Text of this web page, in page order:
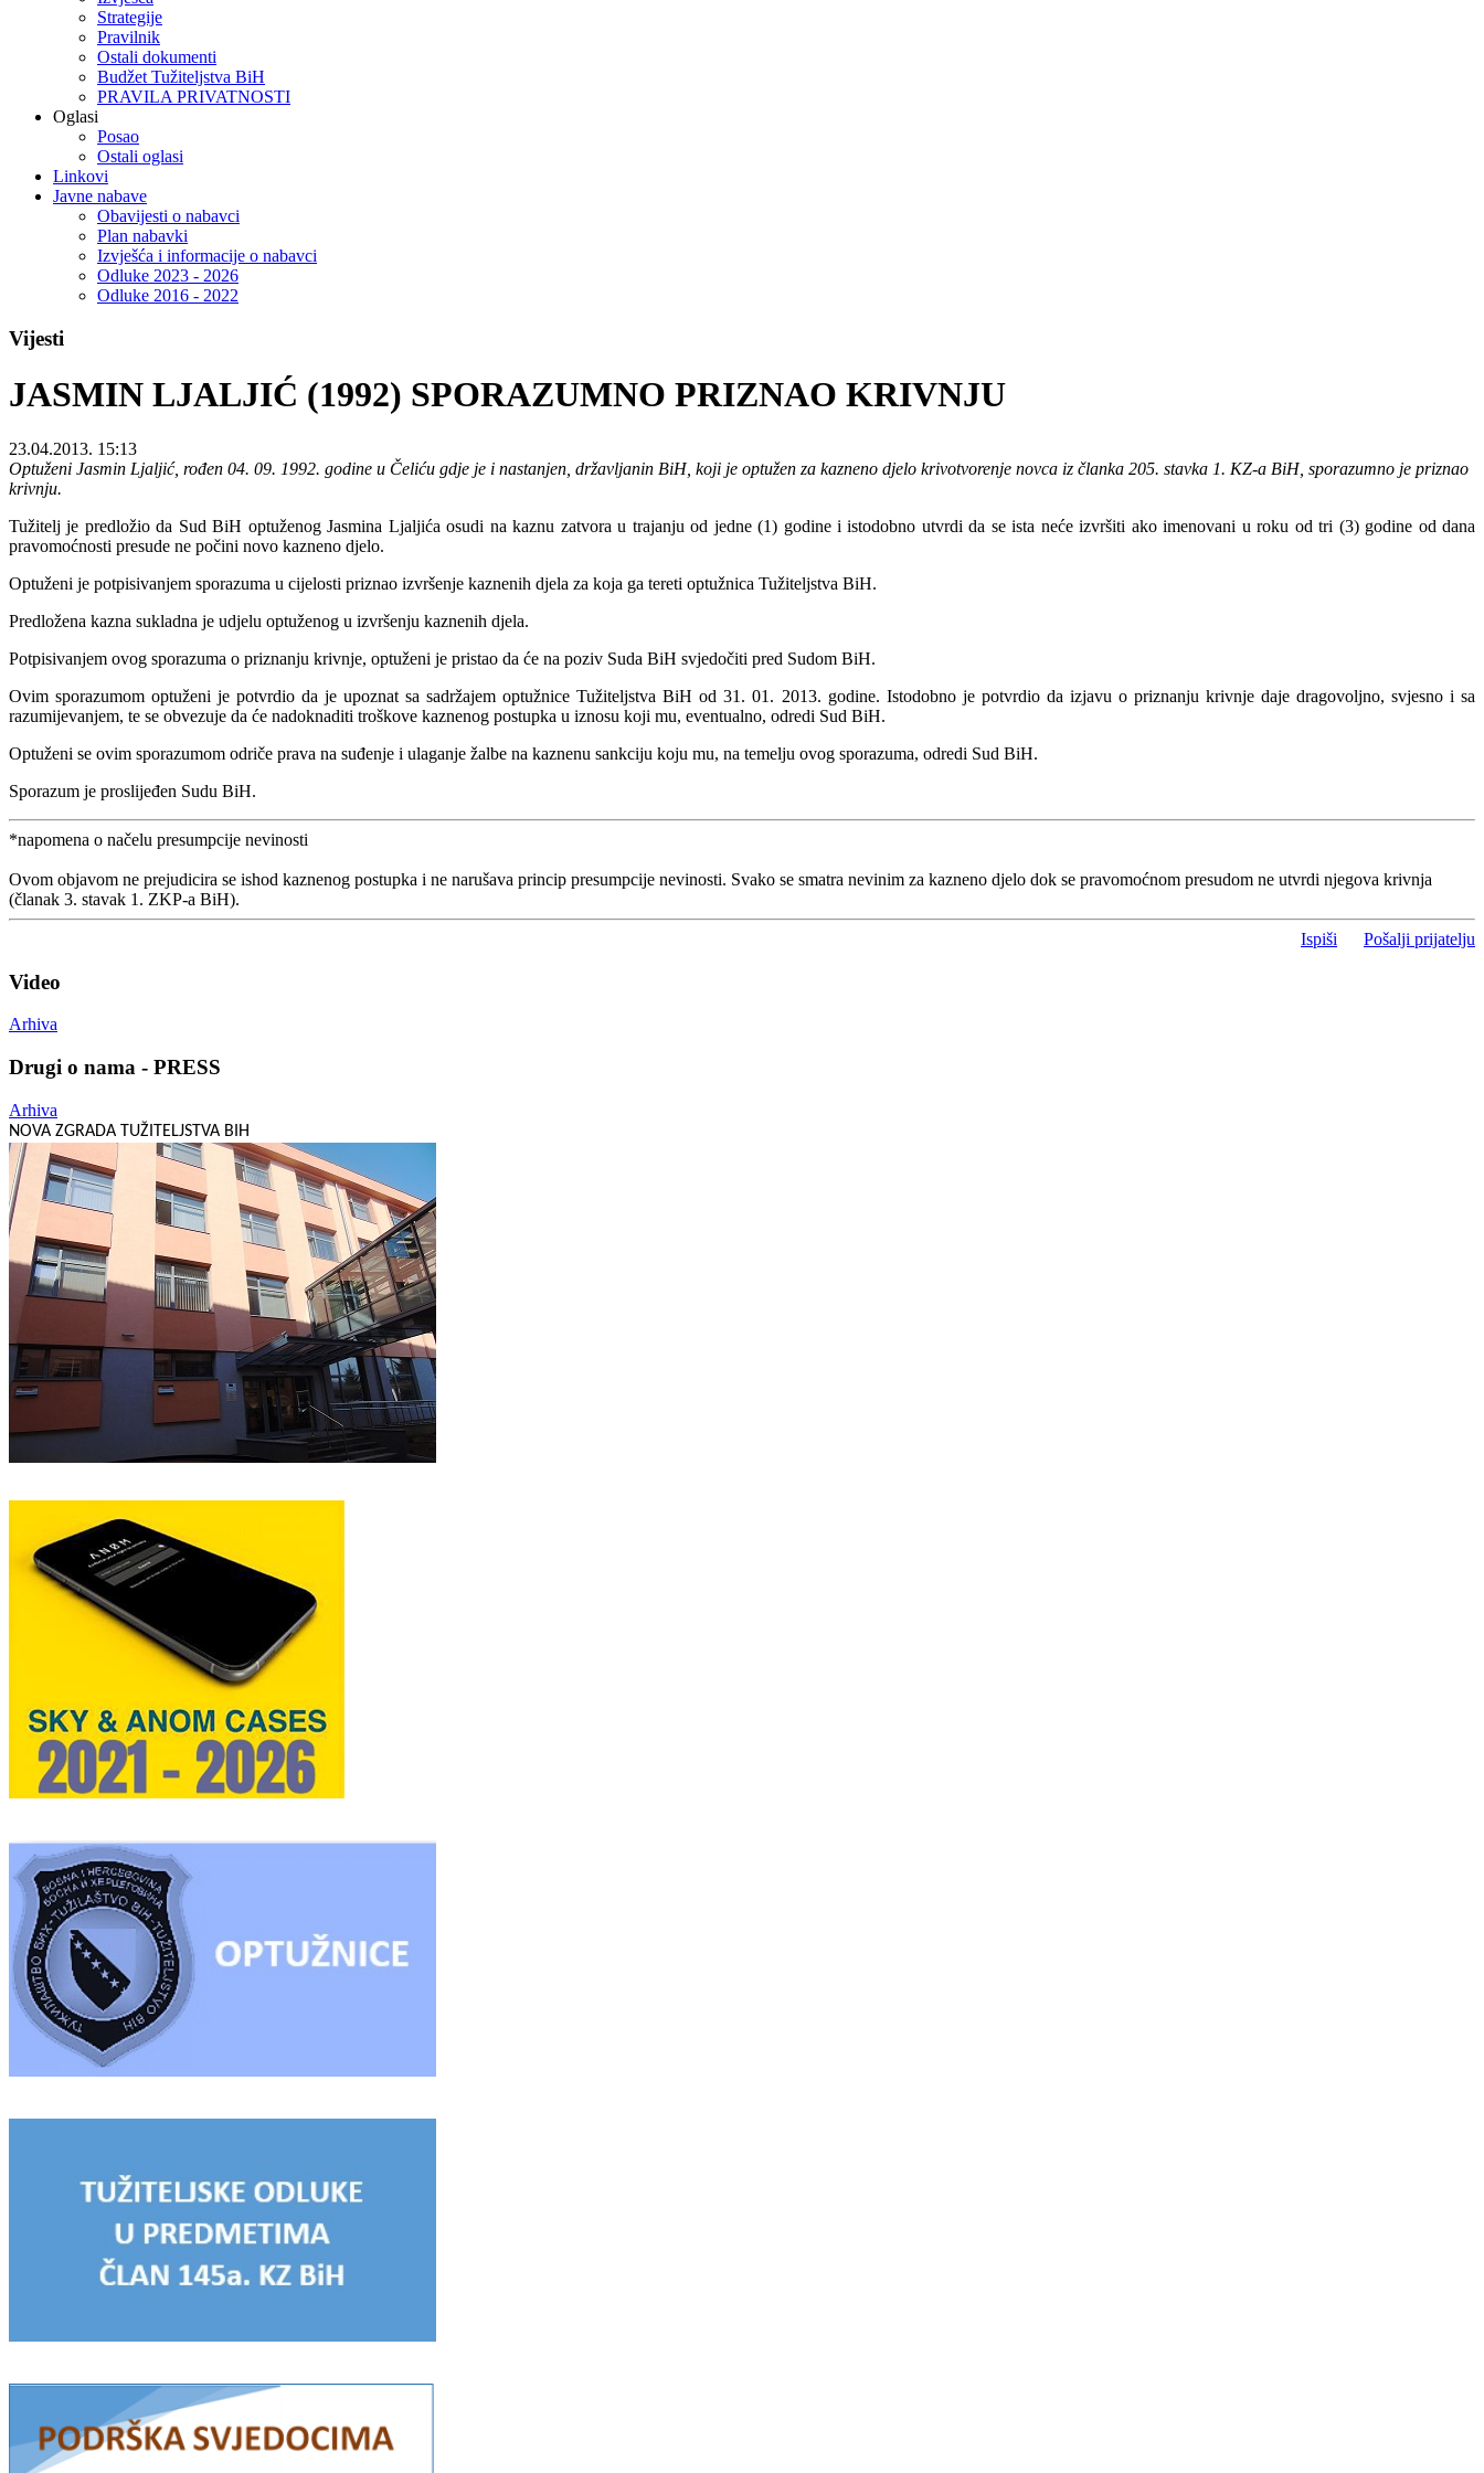
Strategije
Pravilnik
Ostali dokumenti
Budžet Tužiteljstva BiH
PRAVILA PRIVATNOSTI
Oglasi
Posao
Ostali oglasi
Linkovi
Javne nabave
Obavijesti o nabavci
Plan nabavki
Izvješća i informacije o nabavci
Odluke 2023 - 2026
Odluke 2016 - 2022
Vijesti
JASMIN LJALJIĆ (1992) SPORAZUMNO PRIZNAO KRIVNJU
23.04.2013. 15:13
Optuženi Jasmin Ljaljić, rođen 04. 09. 1992. godine u Čeliću gdje je i nastanjen, državljanin BiH, koji je optužen za kazneno djelo krivotvorenje novca iz članka 205. stavka 1. KZ-a BiH, sporazumno je priznao
krivnju.
Tužitelj je predložio da Sud BiH optuženog Jasmina Ljaljića osudi na kaznu zatvora u trajanju od jedne (1) godine i istodobno utvrdi da se ista neće izvršiti ako imenovani u roku od tri (3) godine od dana
pravomoćnosti presude ne počini novo kazneno djelo.
Optuženi je potpisivanjem sporazuma u cijelosti priznao izvršenje kaznenih djela za koja ga tereti optužnica Tužiteljstva BiH.
Predložena kazna sukladna je udjelu optuženog u izvršenju kaznenih djela.
Potpisivanjem ovog sporazuma o priznanju krivnje, optuženi je pristao da će na poziv Suda BiH svjedočiti pred Sudom BiH.
Ovim sporazumom optuženi je potvrdio da je upoznat sa sadržajem optužnice Tužiteljstva BiH od 31. 01. 2013. godine. Istodobno je potvrdio da izjavu o priznanju krivnje daje dragovoljno, svjesno i sa
razumijevanjem, te se obvezuje da će nadoknaditi troškove kaznenog postupka u iznosu koji mu, eventualno, odredi Sud BiH.
Optuženi se ovim sporazumom odriče prava na suđenje i ulaganje žalbe na kaznenu sankciju koju mu, na temelju ovog sporazuma, odredi Sud BiH.
Sporazum je proslijeđen Sudu BiH.
*napomena o načelu presumpcije nevinosti
Ovom objavom ne prejudicira se ishod kaznenog postupka i ne narušava princip presumpcije nevinosti. Svako se smatra nevinim za kazneno djelo dok se pravomoćnom presudom ne utvrdi njegova krivnja
(članak 3. stavak 1. ZKP-a BiH).
Ispiši Pošalji prijatelju
Video
Arhiva
Drugi o nama - PRESS
Arhiva
NOVA ZGRADA TUŽITELJSTVA BIH